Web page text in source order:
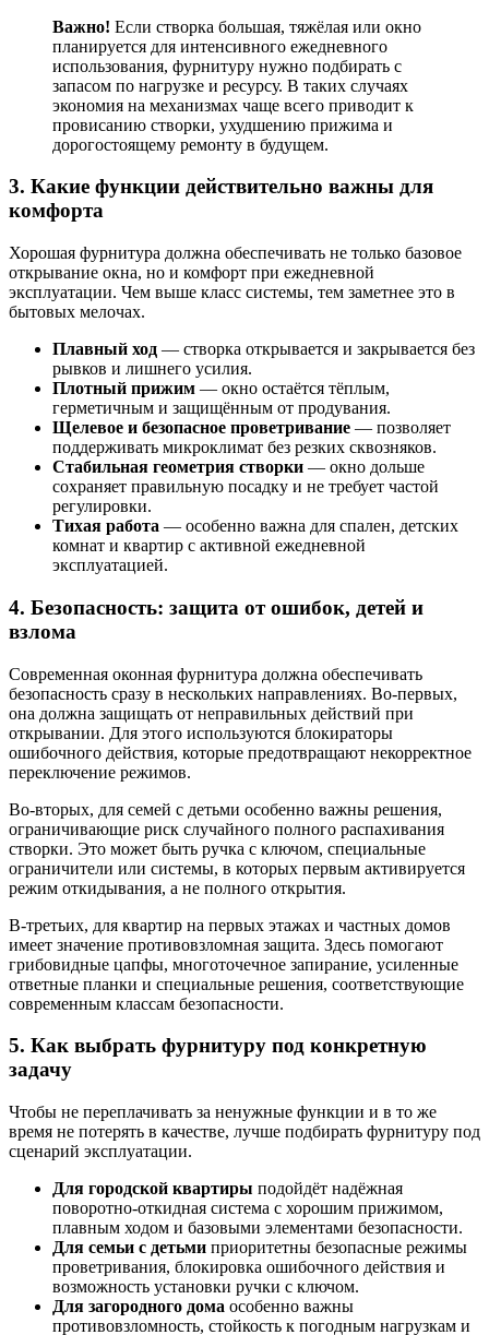
Важно! Если створка большая, тяжёлая или окно
планируется для интенсивного ежедневного
использования, фурнитуру нужно подбирать с
запасом по нагрузке и ресурсу. В таких случаях
экономия на механизмах чаще всего приводит к
провисанию створки, ухудшению прижима и
дорогостоящему ремонту в будущем.
3. Какие функции действительно важны для
комфорта
Хорошая фурнитура должна обеспечивать не только базовое
открывание окна, но и комфорт при ежедневной
эксплуатации. Чем выше класс системы, тем заметнее это в
бытовых мелочах.
Плавный ход — створка открывается и закрывается без
рывков и лишнего усилия.
Плотный прижим — окно остаётся тёплым,
герметичным и защищённым от продувания.
Щелевое и безопасное проветривание — позволяет
поддерживать микроклимат без резких сквозняков.
Стабильная геометрия створки — окно дольше
сохраняет правильную посадку и не требует частой
регулировки.
Тихая работа — особенно важна для спален, детских
комнат и квартир с активной ежедневной
эксплуатацией.
4. Безопасность: защита от ошибок, детей и
взлома
Современная оконная фурнитура должна обеспечивать
безопасность сразу в нескольких направлениях. Во-первых,
она должна защищать от неправильных действий при
открывании. Для этого используются блокираторы
ошибочного действия, которые предотвращают некорректное
переключение режимов.
Во-вторых, для семей с детьми особенно важны решения,
ограничивающие риск случайного полного распахивания
створки. Это может быть ручка с ключом, специальные
ограничители или системы, в которых первым активируется
режим откидывания, а не полного открытия.
В-третьих, для квартир на первых этажах и частных домов
имеет значение противовзломная защита. Здесь помогают
грибовидные цапфы, многоточечное запирание, усиленные
ответные планки и специальные решения, соответствующие
современным классам безопасности.
5. Как выбрать фурнитуру под конкретную
задачу
Чтобы не переплачивать за ненужные функции и в то же
время не потерять в качестве, лучше подбирать фурнитуру под
сценарий эксплуатации.
Для городской квартиры подойдёт надёжная
поворотно-откидная система с хорошим прижимом,
плавным ходом и базовыми элементами безопасности.
Для семьи с детьми приоритетны безопасные режимы
проветривания, блокировка ошибочного действия и
возможность установки ручки с ключом.
Для загородного дома особенно важны
противовзломность, стойкость к погодным нагрузкам и